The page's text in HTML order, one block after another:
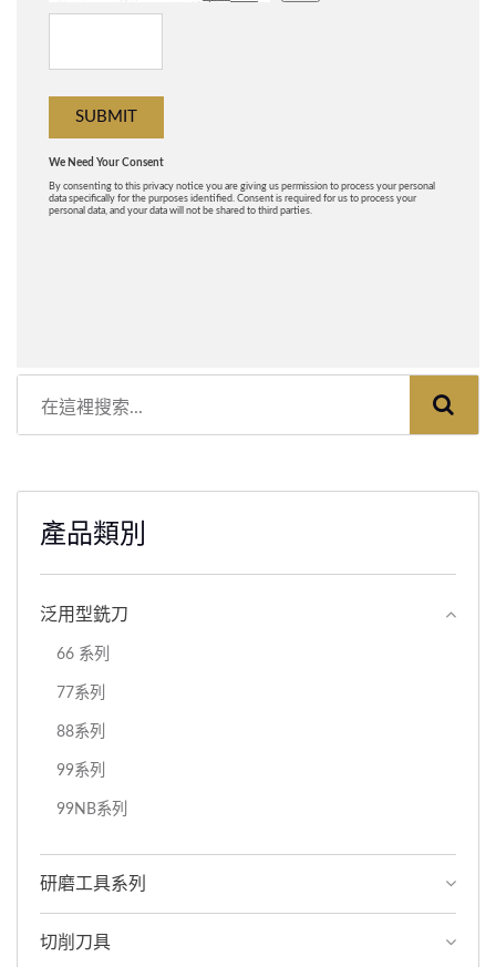
產品類別
泛用型銑刀
66 系列
77系列
88系列
99系列
99NB系列
研磨工具系列
切削刀具